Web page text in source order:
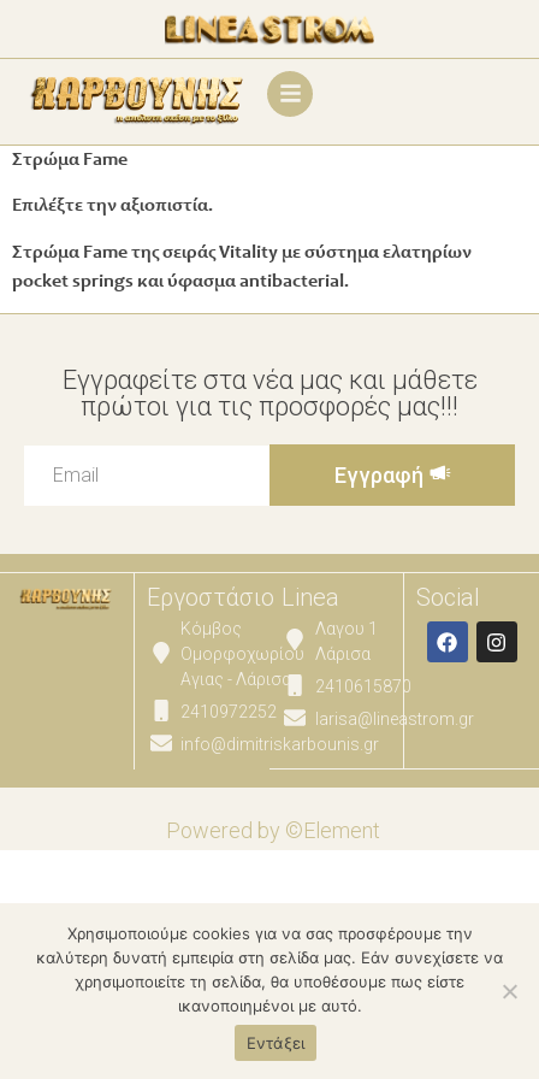
Στρώμα Fame
Επιλέξτε την αξιοπιστία.
Στρώμα Fame της σειράς Vitality με σύστημα ελατηρίων
pocket springs και ύφασμα antibacterial.
Εγγραφείτε στα νέα μας και μάθετε
πρώτοι για τις προσφορές μας!!!
Εγγραφή
Εργοστάσιο
Κόμβος
Ομορφοχωρίου
Αγιας - Λάρισας
2410972252
info@dimitriskarbounis.gr
Linea
Λαγου 1
Λάρισα
2410615870
larisa@lineastrom.gr
Social
Powered by ©Element
Χρησιμοποιούμε cookies για να σας προσφέρουμε την
καλύτερη δυνατή εμπειρία στη σελίδα μας. Εάν συνεχίσετε να
χρησιμοποιείτε τη σελίδα, θα υποθέσουμε πως είστε
ικανοποιημένοι με αυτό.
Εντάξει